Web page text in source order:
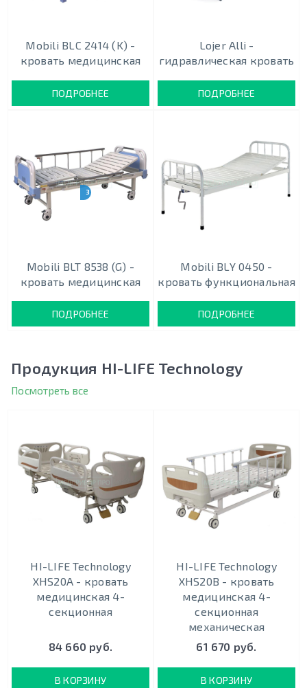
Mobili BLC 2414 (K) -
кровать медицинская
ПОДРОБНЕЕ
Lojer Alli -
гидравлическая кровать
ПОДРОБНЕЕ
3 МОДИФИКАЦИИ
Mobili BLT 8538 (G) -
кровать медицинская
ПОДРОБНЕЕ
Mobili BLY 0450 -
кровать функциональная
ПОДРОБНЕЕ
Продукция HI-LIFE Technology
Посмотреть все
HI-LIFE Technology
XHS20A - кровать
медицинская 4-
секционная
84 660 руб.
В КОРЗИНУ
HI-LIFE Technology
XHS20B - кровать
медицинская 4-
секционная
механическая
61 670 руб.
В КОРЗИНУ